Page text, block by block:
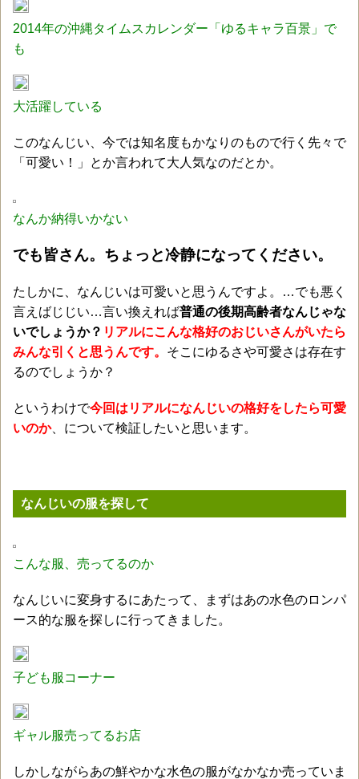
2014年の沖縄タイムスカレンダー「ゆるキャラ百景」で
も
大活躍している
このなんじい、今では知名度もかなりのもので行く先々で
「可愛い！」とか言われて大人気なのだとか。
なんか納得いかない
でも皆さん。ちょっと冷静になってください。
たしかに、なんじいは可愛いと思うんですよ。…でも悪く
言えばじじい…言い換えれば普通の後期高齢者なんじゃな
いでしょうか？ リアルにこんな格好のおじいさんがいたら
みんな引くと思うんです。 そこにゆるさや可愛さは存在す
るのでしょうか？
というわけで今回はリアルになんじいの格好をしたら可愛
いのか、について検証したいと思います。
なんじいの服を探して
こんな服、売ってるのか
なんじいに変身するにあたって、まずはあの水色のロンパ
ース的な服を探しに行ってきました。
子ども服コーナー
ギャル服売ってるお店
しかしながらあの鮮やかな水色の服がなかなか売っていま